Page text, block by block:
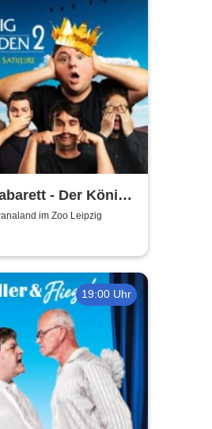
- Der König
2 | Central
im Zoo Leipzig
19:00 Uhr